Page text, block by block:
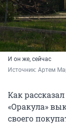
И он же, сейчас
Источник: Артем
Как
«Оракула»
своего